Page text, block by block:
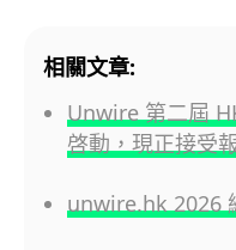
相關文章:
Unwire 第二屆
啓動，現正接受
unwire.hk